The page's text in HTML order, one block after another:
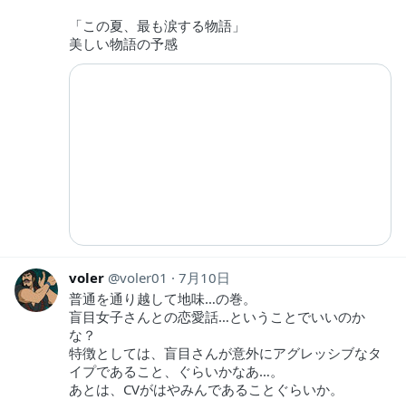
「この夏、最も涙する物語」
美しい物語の予感
voler voler01
7月10日
普通を通り越して地味…の巻。
盲目女子さんとの恋愛話…ということでいいのか
な？
特徴としては、盲目さんが意外にアグレッシブなタ
イプであること、ぐらいかなあ…。
あとは、CVがはやみんであることぐらいか。